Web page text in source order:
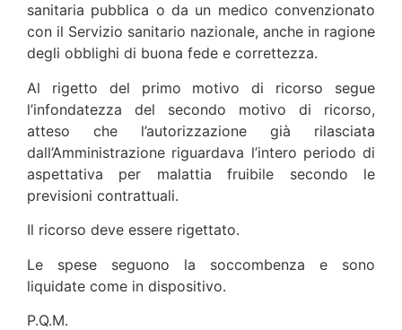
sanitaria pubblica o da un medico convenzionato
con il Servizio sanitario nazionale, anche in ragione
degli obblighi di buona fede e correttezza.
Al rigetto del primo motivo di ricorso segue
l’infondatezza del secondo motivo di ricorso,
atteso che l’autorizzazione già rilasciata
dall’Amministrazione riguardava l’intero periodo di
aspettativa per malattia fruibile secondo le
previsioni contrattuali.
Il ricorso deve essere rigettato.
Le spese seguono la soccombenza e sono
liquidate come in dispositivo.
P.Q.M.